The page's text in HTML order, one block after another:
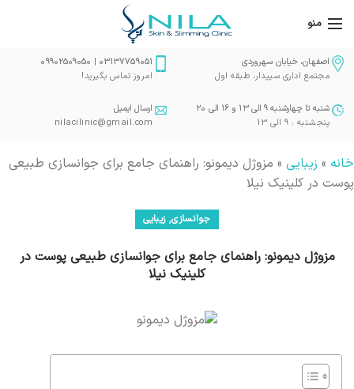
منو
اصفهان، خیابان سهروردی
مجتمع اداری سپیدار، طبقه اول
03137759051 | 09902509050
امروز تماس بگیرید!
شنبه تا چهارشنبه 9 الی 13 و 16 الی 20
پنجشنبه : 9 الی 13
ارسال ایمیل
nilacilinic@gmail.com
خانه » زیبایی » مزوژل دیمونو: راهنمای جامع برای جوانسازی طبیعی
پوست در کلینیک نیلا
جوانسازی,زیبایی
مزوژل دیمونو: راهنمای جامع برای جوانسازی طبیعی پوست در
کلینیک نیلا